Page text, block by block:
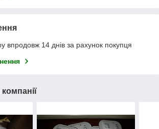
впродовж 14 днів за рахунок покупця